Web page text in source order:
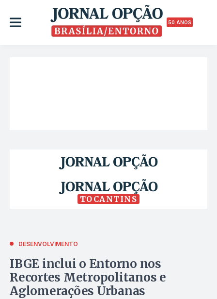
50 ANOS
TOCANTINS
DESENVOLVIMENTO
IBGE inclui o Entorno nos
Recortes Metropolitanos e
Aglomerações Urbanas